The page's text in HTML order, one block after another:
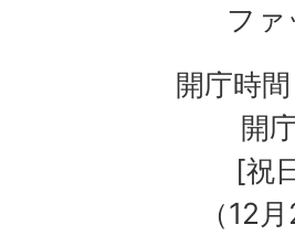
フ
開庁時
開
[祝
（12